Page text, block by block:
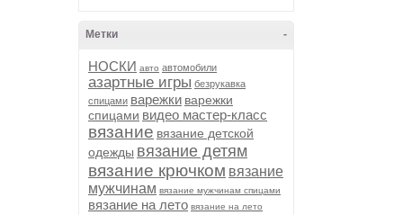
-
Метки
НОСКИ авто автомобили
азартные игры безрукавка
спицами варежки варежки
спицами видео мастер-класс
вязание вязание детской
одежды вязание детям
вязание крючком вязание
мужчинам вязание мужчинам спицами
вязание на лето вязание на лето